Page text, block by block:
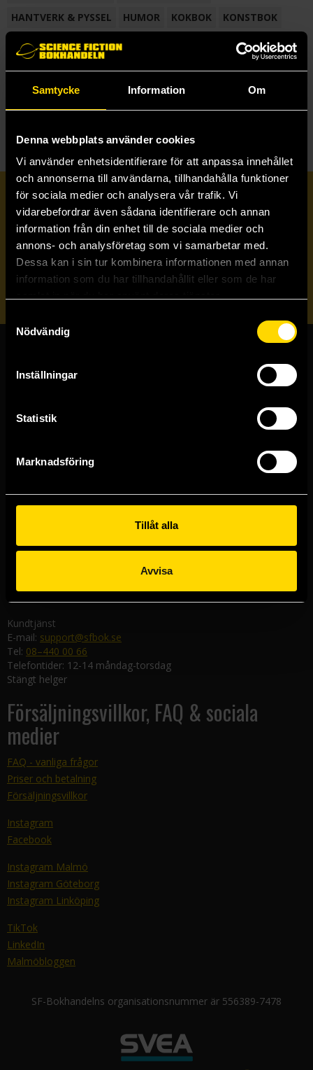
Samtycke Information Om
Denna webbplats använder cookies
Vi använder enhetsidentifierare för att anpassa innehållet
och annonserna till användarna, tillhandahålla funktioner
för sociala medier och analysera vår trafik. Vi
vidarebefordrar även sådana identifierare och annan
information från din enhet till de sociala medier och
annons- och analysföretag som vi samarbetar med.
Dessa kan i sin tur kombinera informationen med annan
information som du har tillhandahållit eller som de har
Nödvändig
Inställningar
Statistik
Marknadsföring
Tillåt alla
Avvisa
HANTVERK & PYSSEL
HUMOR KOKBOK
KONSTBOK
KORTROMAN
LÄROBOK
NOVELL
SAMLINGSVOLYM
TECKNA & MÅLA TECKNAD SERIE
Prenumerera på vårt nyhetsbrev
Veckobrevet
Skicka
Butiker & kundtjänst
Västerlånggatan 48
Göteborgsbutiken
Kungsgatan 19
Malmöbutiken
582 19 Linköping
Kundtjänst
E-mail: support@sfbok.se
Tel: 08–440 00 66
Telefontider: 12-14 måndag-torsdag
Stängt helger
Försäljningsvillkor, FAQ & sociala
medier
FAQ - vanliga frågor
Priser och betalning
Försäljningsvillkor
Instagram
Facebook
Instagram Malmö
Instagram Göteborg
Instagram Linköping
TikTok
LinkedIn
Malmöbloggen
SF-Bokhandelns organisationsnummer är 556389-7478